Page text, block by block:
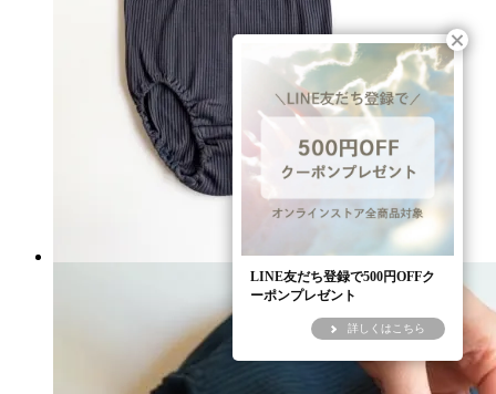
LINE友だち登録で500円OFFク
ーポンプレゼント
詳しくはこちら